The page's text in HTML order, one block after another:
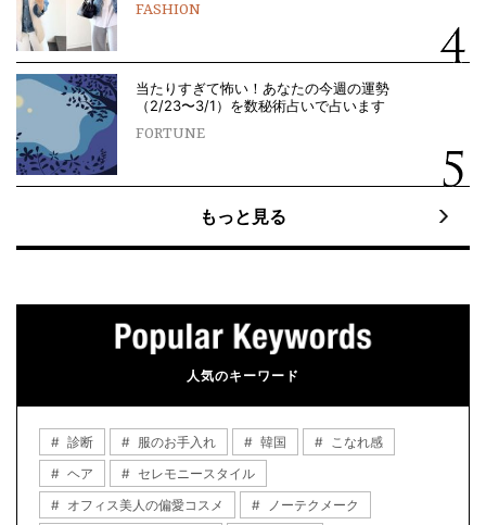
FASHION
当たりすぎて怖い！あなたの今週の運勢
（2/23〜3/1）を数秘術占いで占います
FORTUNE
もっと見る
人気のキーワード
診断 服のお手入れ 韓国
こなれ感
ヘア
セレモニースタイル
オフィス美人の偏愛コスメ
ノーテクメーク